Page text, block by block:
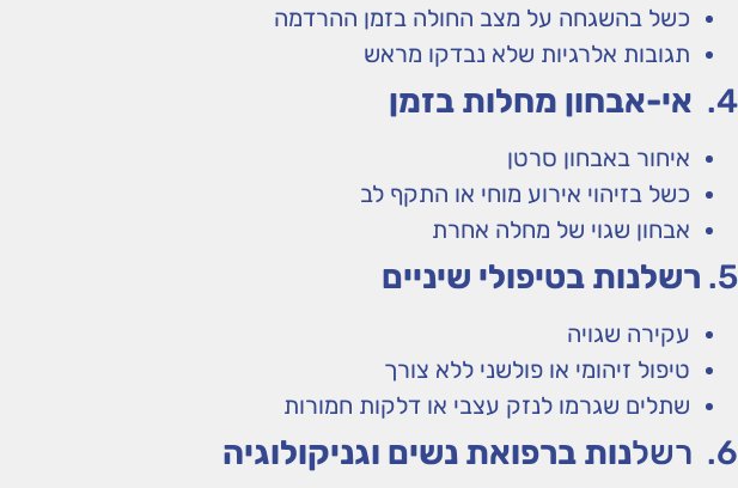
כשל בהשגחה על מצב החולה בזמן ההרדמה
תגובות אלרגיות שלא נבדקו מראש
4. אי-אבחון מחלות בזמן
איחור באבחון סרטן
כשל בזיהוי אירוע מוחי או התקף לב
אבחון שגוי של מחלה אחרת
5. רשלנות בטיפולי שיניים
עקירה שגויה
טיפול זיהומי או פולשני ללא צורך
שתלים שגרמו לנזק עצבי או דלקות חמורות
6. רשל נות ברפואת נשים וגניקולוגיה